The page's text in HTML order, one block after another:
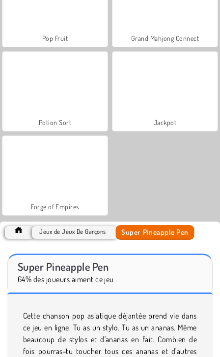
Pop Fruit Grand Mahjong Connect
Potion Sort Jackpot
Forge of Empires
Jeux de Jeux De Garçons Super Pineapple Pen
Super Pineapple Pen
64% des joueurs aiment ce jeu
Cette chanson pop asiatique déjantée prend vie dans
ce jeu en ligne. Tu as un stylo. Tu as un ananas. Même
beaucoup de stylos et d'ananas en fait. Combien de
fois pourras-tu toucher tous ces ananas et d'autres